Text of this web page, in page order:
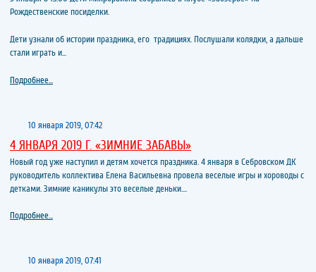
Рождественские посиделки.
Дети узнали об истории праздника, его традициях. Послушали колядки, а дальше
стали играть и...
Подробнее...
10 января 2019, 07:42
4 ЯНВАРЯ 2019 Г. «ЗИМНИЕ ЗАБАВЫ»
Новый год уже наступил и детям хочется праздника. 4 января в Себровском ДК
руководитель коллектива Елена Васильевна провела веселые игры и хороводы с
детками. Зимние каникулы это веселые деньки....
Подробнее...
10 января 2019, 07:41